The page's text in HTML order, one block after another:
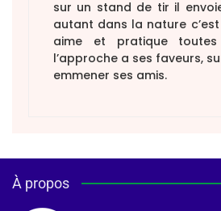
sur un stand de tir il
autant dans la nature c’est
aime et pratique toutes
l’approche a ses faveurs,
emmener ses amis.
À propos